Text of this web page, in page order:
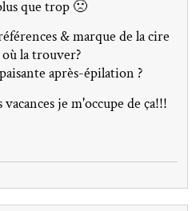
que trop 🙁
& marque de la cire
la trouver?
après-épilation ?
je m'occupe de ça!!!